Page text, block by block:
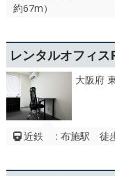
約67m）
レンタルオフィ
大阪府
近鉄 : 布施駅 徒歩